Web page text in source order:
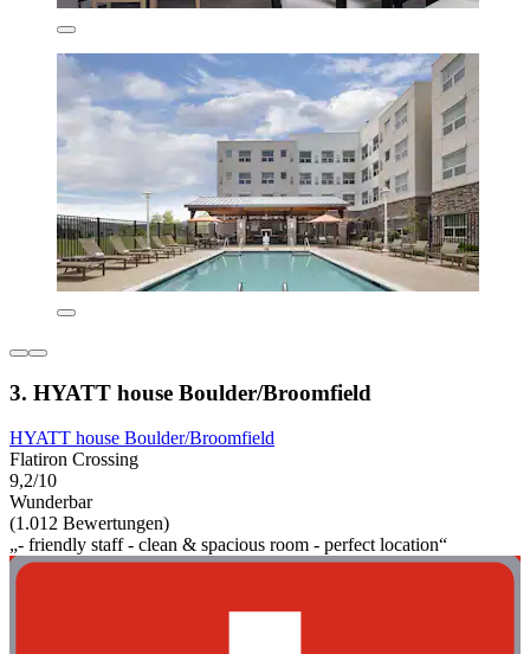
3. HYATT house Boulder/Broomfield
HYATT house Boulder/Broomfield
Flatiron Crossing
9,2/10
Wunderbar
(1.012 Bewertungen)
„- friendly staff - clean & spacious room - perfect location“